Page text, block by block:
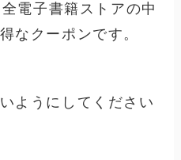
電子書籍ストアの中
なクーポンです。
ようにしてください